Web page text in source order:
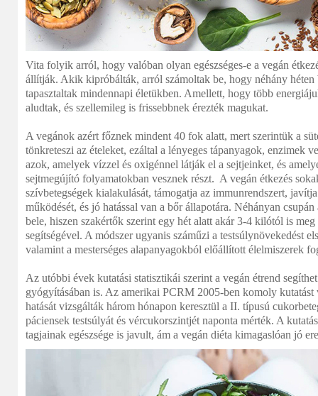
Vita folyik arról, hogy valóban olyan egészséges-e a vegán
állítják. Akik kipróbálták, arról számoltak be, hogy néhány
tapasztaltak mindennapi életükben. Amellett, hogy több
aludtak, és szellemileg is frissebbnek érezték magukat.
A vegánok azért főznek mindent 40 fok alatt, mert szerintük a
tönkreteszi az ételeket, ezáltal a lényeges tápanyagok, enzimek
azok, amelyek vízzel és oxigénnel látják el a sejtjeinket, és
sejtmegújító folyamatokban vesznek részt. A vegán étkezés
szívbetegségek kialakulását, támogatja az immunrendszert,
működését, és jó hatással van a bőr állapotára. Néhányan
bele, hiszen szakértők szerint egy hét alatt akár 3-4 kilótól is meg
segítségével. A módszer ugyanis száműzi a testsúlynövekedést
valamint a mesterséges alapanyagokból előállított élelmiszerek
Az utóbbi évek kutatási statisztikái szerint a vegán étrend
gyógyításában is. Az amerikai PCRM 2005-ben komoly kutatást
hatását vizsgálták három hónapon keresztül a II. típusú
páciensek testsúlyát és vércukorszintjét naponta mérték. A
tagjainak egészsége is javult, ám a vegán diéta kimagaslóan jó